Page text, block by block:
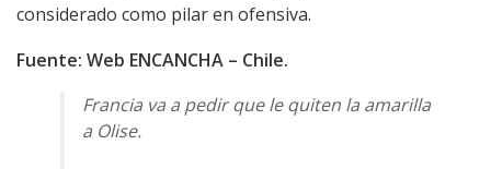
considerado como pilar en ofensiva.
Fuente: Web ENCANCHA – Chile.
Francia va a pedir que le quiten la amarilla
a Olise.